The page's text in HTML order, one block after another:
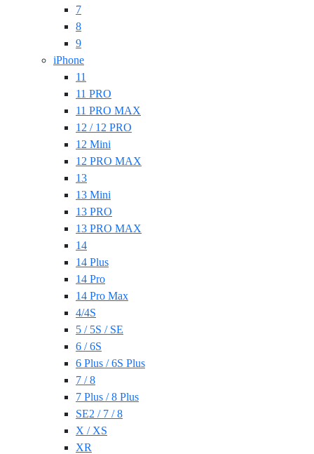
7
8
9
iPhone
11
11 PRO
11 PRO MAX
12 / 12 PRO
12 Mini
12 PRO MAX
13
13 Mini
13 PRO
13 PRO MAX
14
14 Plus
14 Pro
14 Pro Max
4/4S
5 / 5S / SE
6 / 6S
6 Plus / 6S Plus
7 / 8
7 Plus / 8 Plus
SE2 / 7 / 8
X / XS
XR